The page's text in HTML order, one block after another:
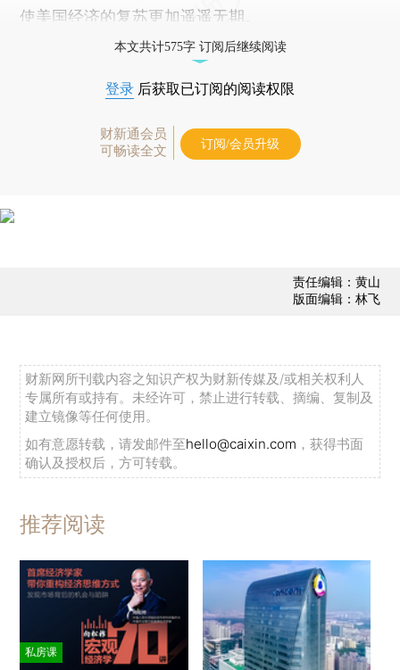
使美国经济的复苏更加遥遥无期。
本文共计575字 订阅后继续阅读
登录 后获取已订阅的阅读权限
财新通会员
可畅读全文
订阅/会员升级
责任编辑：黄山
版面编辑：林飞
财新网所刊载内容之知识产权为财新传媒及/或相关权利人
专属所有或持有。未经许可，禁止进行转载、摘编、复制及
建立镜像等任何使用。
如有意愿转载，请发邮件至hello@caixin.com ，获得书面
确认及授权后，方可转载。
推荐阅读
私房课